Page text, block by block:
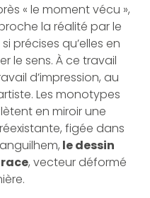
« le moment vécu »,
la réalité par le
précises qu’elles en
le sens. À ce travail
d’impression, au
Les monotypes
en miroir une
figée dans
le dessin
, vecteur déformé